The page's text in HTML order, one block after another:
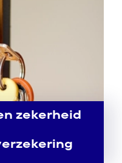
zekerheid